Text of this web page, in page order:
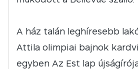
A ház talán leghíresebb
Attila olimpiai bajnok
egyben Az Est lap